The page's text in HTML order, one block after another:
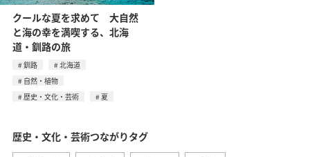
クールな夏を求めて 大自然
と海の幸を満喫する、北海
道・釧路の旅
釧路
北海道
自然・植物
歴史・文化・芸術
夏
歴史・文化・芸術つながりタグ